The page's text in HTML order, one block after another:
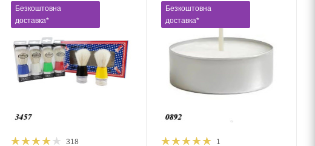
Безкоштовна
доставка*
318
Безкоштовна
доставка*
1